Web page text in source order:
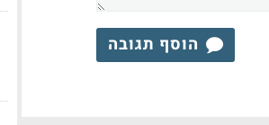
הוסף תגובה